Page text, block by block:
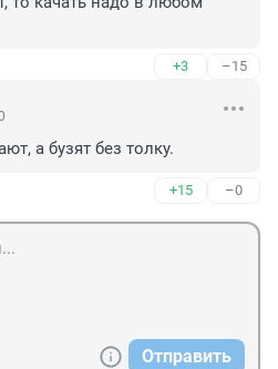
+3 –15
а бузят без толку.
+15 –0
Отправить